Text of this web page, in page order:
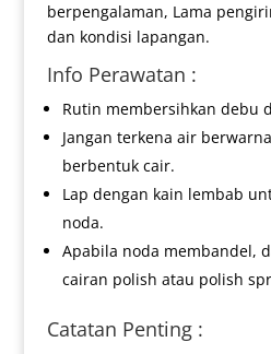
berpengalaman, Lama
dan kondisi lapangan.
Info Perawatan :
Rutin membersihkan debu
Jangan terkena air
berbentuk cair.
Lap dengan kain lembab
noda.
Apabila noda membandel,
cairan polish atau polish
Catatan Penting :